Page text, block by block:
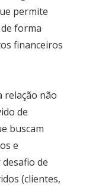
permite
forma
financeiros
relação não
de
buscam
e
de
(clientes,